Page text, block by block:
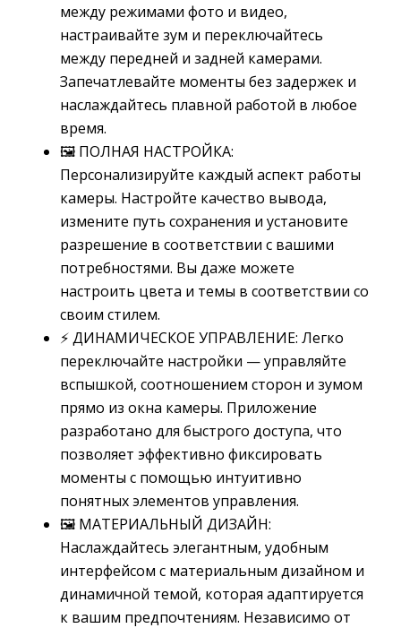
между режимами фото и видео,
настраивайте зум и переключайтесь
между передней и задней камерами.
Запечатлевайте моменты без задержек и
наслаждайтесь плавной работой в любое
время.
🖼️ ПОЛНАЯ НАСТРОЙКА:
Персонализируйте каждый аспект работы
камеры. Настройте качество вывода,
измените путь сохранения и установите
разрешение в соответствии с вашими
потребностями. Вы даже можете
настроить цвета и темы в соответствии со
своим стилем.
⚡ ДИНАМИЧЕСКОЕ УПРАВЛЕНИЕ: Легко
переключайте настройки — управляйте
вспышкой, соотношением сторон и зумом
прямо из окна камеры. Приложение
разработано для быстрого доступа, что
позволяет эффективно фиксировать
моменты с помощью интуитивно
понятных элементов управления.
🖼️ МАТЕРИАЛЬНЫЙ ДИЗАЙН:
Наслаждайтесь элегантным, удобным
интерфейсом с материальным дизайном и
динамичной темой, которая адаптируется
к вашим предпочтениям. Независимо от